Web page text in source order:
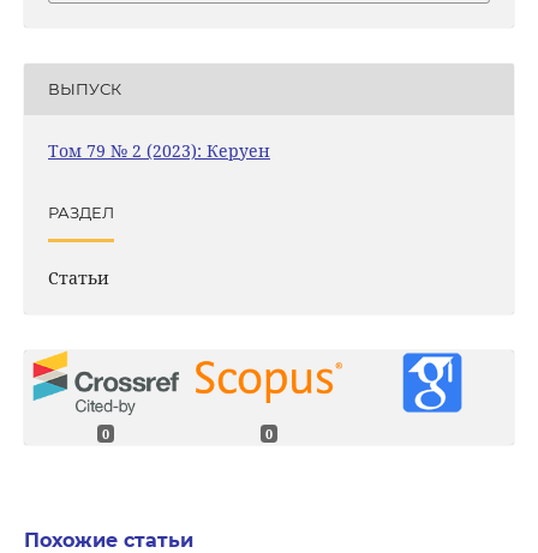
ВЫПУСК
Том 79 № 2 (2023): Керуен
РАЗДЕЛ
Статьи
0 0
Похожие статьи